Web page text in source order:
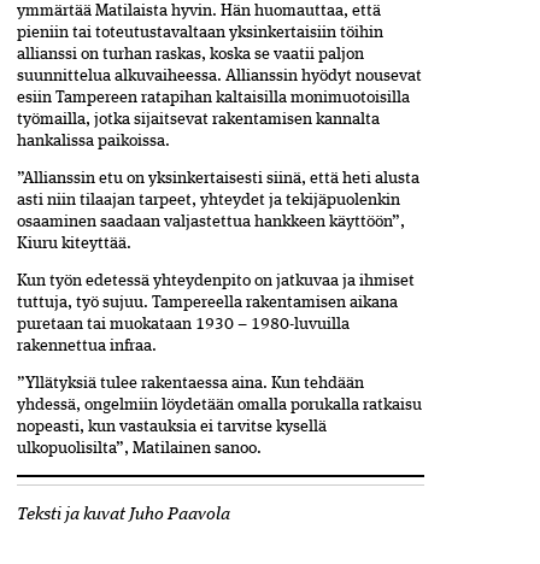
ymmärtää Matilaista hyvin. Hän huomauttaa, että
pieniin tai toteutustavaltaan yksinkertaisiin töihin
allianssi on turhan raskas, koska se vaatii paljon
suunnittelua alkuvaiheessa. Allianssin hyödyt nousevat
esiin Tampereen ratapihan kaltaisilla monimuotoisilla
työmailla, jotka sijaitsevat rakentamisen kannalta
hankalissa paikoissa.
”Allianssin etu on yksinkertaisesti siinä, että heti­ alusta
asti niin tilaajan tarpeet, yhteydet ja tekijäpuolenkin
osaaminen saadaan valjastettua hankkeen käyttöön”,
Kiuru kiteyttää.
Kun työn edetessä yhteydenpito on jatkuvaa ja ihmiset
tuttuja, työ sujuu. Tampereella rakentamisen ­aikana
puretaan tai muokataan 1930 – 1980-luvuilla
rakennettua infraa.
”Yllätyksiä tulee rakentaessa aina. Kun tehdään
yhdessä, ongelmiin löydetään omalla porukalla ratkaisu
nopeasti, kun vastauksia ei tarvitse kysellä
ulkopuolisilta”, Matilainen sanoo.
Teksti ja kuvat Juho Paavola